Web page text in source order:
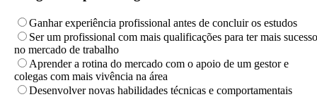
Ganhar experiência profissional antes de concluir os estudos
Ser um profissional com mais qualificações para ter mais sucesso
no mercado de trabalho
Aprender a rotina do mercado com o apoio de um gestor e
colegas com mais vivência na área
Desenvolver novas habilidades técnicas e comportamentais